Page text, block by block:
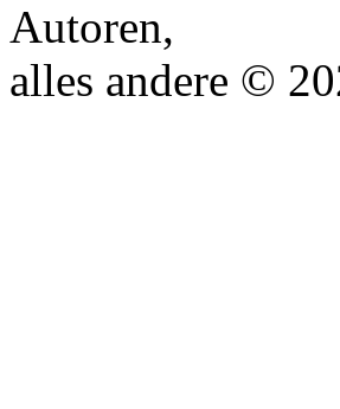
Autoren,
alles andere ©